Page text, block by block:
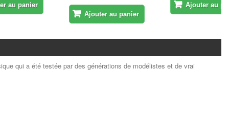
au panier
Ajouter au panier
Ajouter au
qui a été testée par des générations de modélistes et de vrai